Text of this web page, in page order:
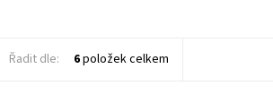
Řadit dle: 6položek celkem